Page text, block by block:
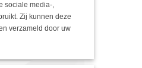
sociale media-,
Zij kunnen deze
verzameld door uw